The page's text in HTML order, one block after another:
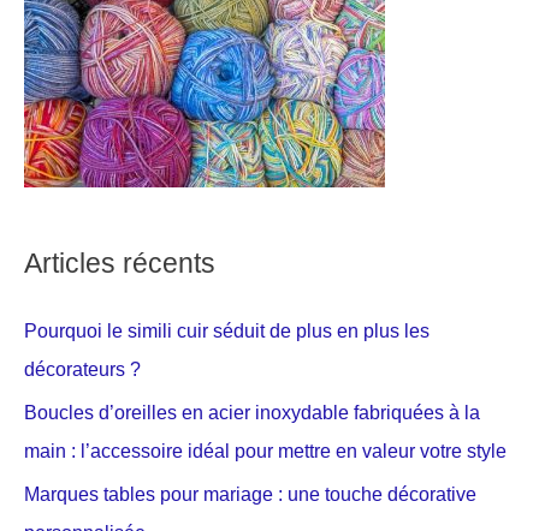
Articles récents
Pourquoi le simili cuir séduit de plus en plus les
décorateurs ?
Boucles d’oreilles en acier inoxydable fabriquées à la
main : l’accessoire idéal pour mettre en valeur votre style
Marques tables pour mariage : une touche décorative